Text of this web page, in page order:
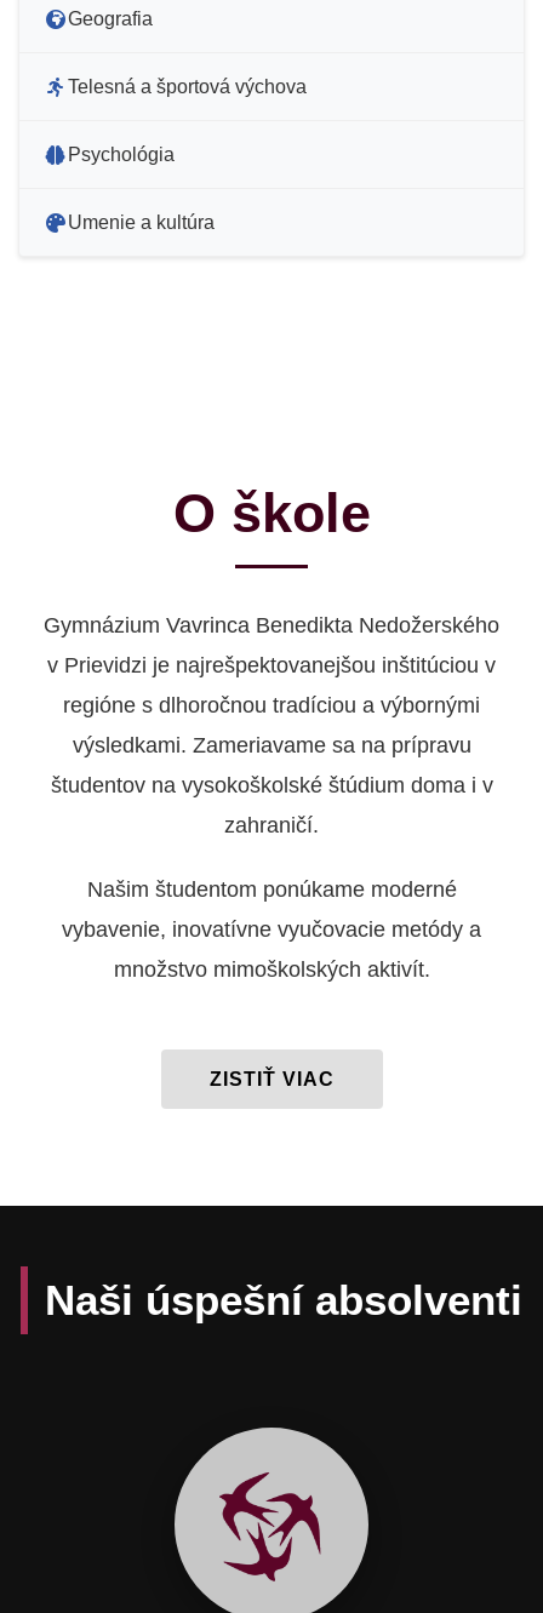
Geografia
Telesná a športová výchova
Psychológia
Umenie a kultúra
O škole
Gymnázium Vavrinca Benedikta Nedožerského
v Prievidzi je najrešpektovanejšou inštitúciou v
regióne s dlhoročnou tradíciou a výbornými
výsledkami. Zameriavame sa na prípravu
študentov na vysokoškolské štúdium doma i v
zahraničí.
Našim študentom ponúkame moderné
vybavenie, inovatívne vyučovacie metódy a
množstvo mimoškolských aktivít.
ZISTIŤ VIAC
Naši úspešní absolventi